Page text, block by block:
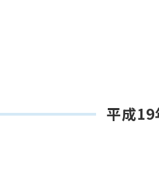
平成19